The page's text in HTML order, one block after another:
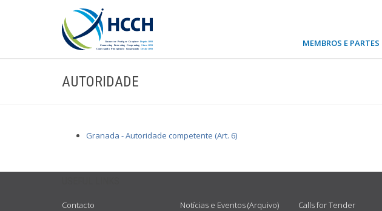
MEMBROS E PARTES
AUTORIDADE
Granada - Autoridade competente (Art. 6)
Contacto
Notícias e Eventos (Arquivo)
Calls for Tender